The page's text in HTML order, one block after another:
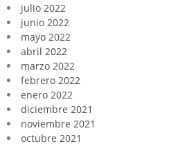
julio 2022
junio 2022
mayo 2022
abril 2022
marzo 2022
febrero 2022
enero 2022
diciembre 2021
noviembre 2021
octubre 2021